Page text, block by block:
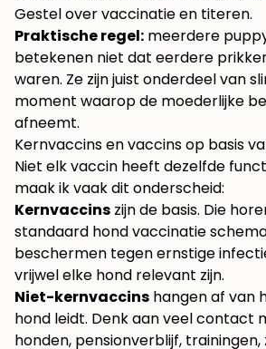
Gestel over vaccinatie en titeren.
Praktische regel: meerdere
betekenen niet dat eerdere
waren. Ze zijn juist onderdeel van
moment waarop de moederlijke
afneemt.
Kernvaccins en vaccins op basis
Niet elk vaccin heeft dezelfde
maak ik vaak dit onderscheid:
Kernvaccins zijn de basis. Die
standaard hond vaccinatie
beschermen tegen ernstige
vrijwel elke hond relevant zijn.
Niet-kernvaccins hangen af van
hond leidt. Denk aan veel contact
honden, pensionverblijf,